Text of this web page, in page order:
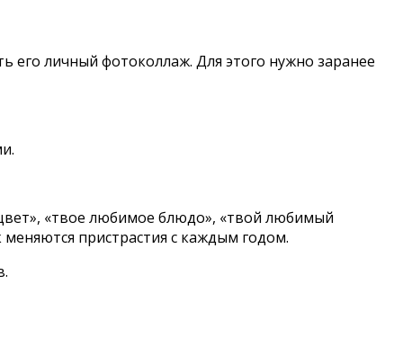
его личный фотоколлаж. Для этого нужно заранее
«твое любимое блюдо», «твой любимый
пристрастия с каждым годом.